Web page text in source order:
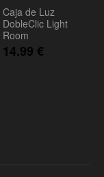
Caja de Luz
DobleClic Light
Room
14.99 €